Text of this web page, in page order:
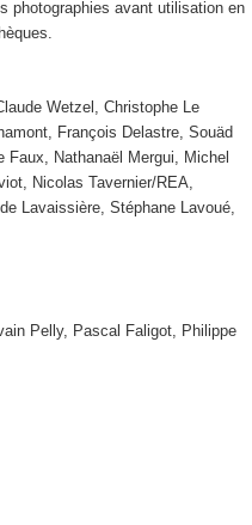
photographies avant utilisation en
Wetzel, Christophe Le
François Delastre, Souäd
Faux, Nathanaël Mergui, Michel
Nicolas Tavernier/REA,
Lavaissière, Stéphane Lavoué,
Pelly, Pascal Faligot, Philippe